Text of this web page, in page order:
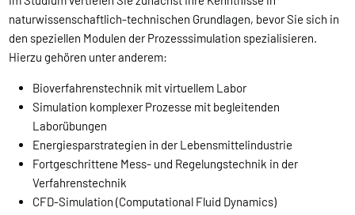
naturwissenschaftlich-technischen Grundlagen, bevor Sie sich in
den speziellen Modulen der Prozesssimulation spezialisieren.
Hierzu gehören unter anderem:
Bioverfahrenstechnik mit virtuellem Labor
Simulation komplexer Prozesse mit begleitenden
Laborübungen
Energiesparstrategien in der Lebensmittelindustrie
Fortgeschrittene Mess- und Regelungstechnik in der
Verfahrenstechnik
CFD-Simulation (Computational Fluid Dynamics)